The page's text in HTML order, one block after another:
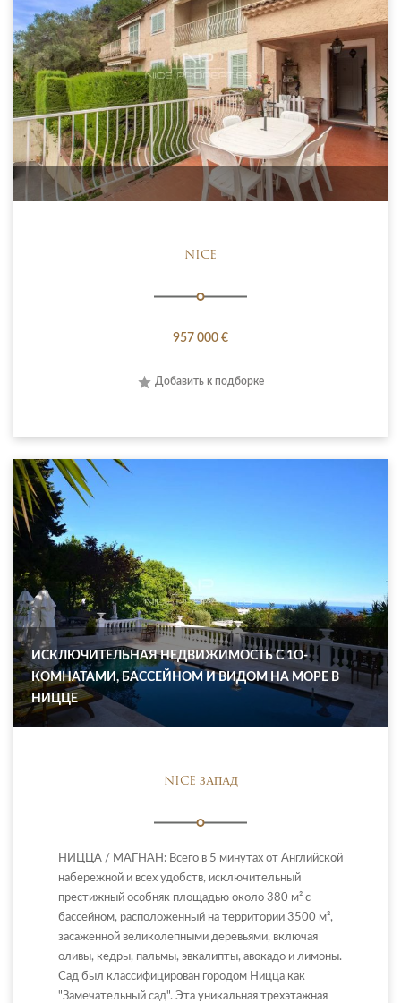
NICE
957 000 €
Добавить к подборке
ИСКЛЮЧИТЕЛЬНАЯ НЕДВИЖИМОСТЬ С 1O-
КОМНАТАМИ, БАССЕЙНОМ И ВИДОМ НА МОРЕ В
НИЦЦЕ
NICE ЗАПАД
НИЦЦА / МАГНАН: Всего в 5 минутах от Английской
набережной и всех удобств, исключительный
престижный особняк площадью около 380 м² с
бассейном, расположенный на территории 3500 м²,
засаженной великолепными деревьями, включая
оливы, кедры, пальмы, эвкалипты, авокадо и лимоны.
Сад был классифицирован городом Ницца как
"Замечательный сад". Эта уникальная трехэтажная